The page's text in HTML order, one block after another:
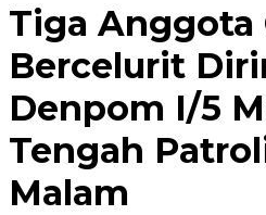
Tiga Anggota
Bercelurit
Denpom I/5
Tengah
Malam